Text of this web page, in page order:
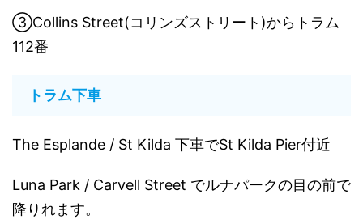
③Collins Street(コリンズストリート)からトラム
112番
トラム下車
The Esplande / St Kilda 下車でSt Kilda Pier付近
Luna Park / Carvell Street でルナパークの目の前で
降りれます。